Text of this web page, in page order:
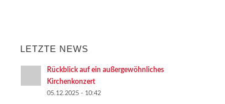
LETZTE NEWS
Rückblick auf ein außergewöhnliches
Kirchenkonzert
05.12.2025 - 10:42